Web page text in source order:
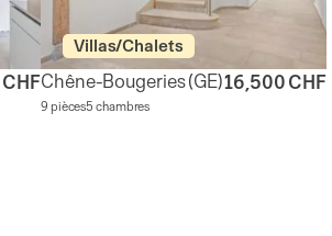
Villas/Chalets
Chêne-Bougeries(GE)
9 pièces5 chambres
16,500 CHF